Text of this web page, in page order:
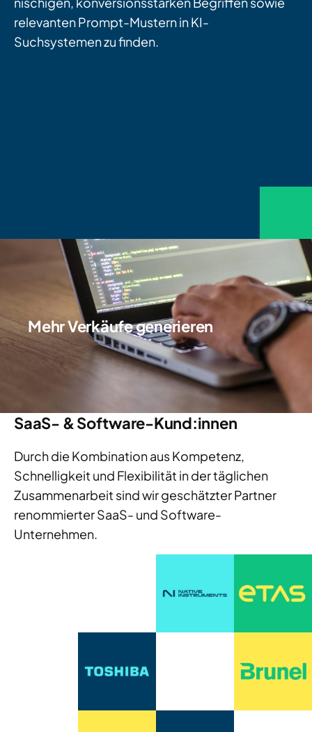
relevanten Prompt-Mustern in KI-
Suchsystemen zu finden.
Mehr Verkäufe generieren
SaaS- & Software-Kund:innen
Durch die Kombination aus Kompetenz,
Schnelligkeit und Flexibilität in der täglichen
Zusammenarbeit sind wir geschätzter Partner
renommierter SaaS- und Software-
Unternehmen.